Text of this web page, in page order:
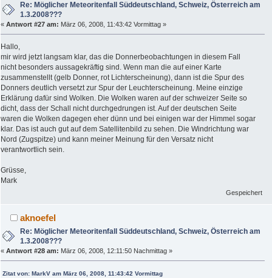
Re: Möglicher Meteoritenfall Süddeutschland, Schweiz, Österreich am
1.3.2008???
« Antwort #27 am: März 06, 2008, 11:43:42 Vormittag »
Hallo,
mir wird jetzt langsam klar, das die Donnerbeobachtungen in diesem Fall
nicht besonders aussagekräftig sind. Wenn man die auf einer Karte
zusammenstellt (gelb Donner, rot Lichterscheinung), dann ist die Spur des
Donners deutlich versetzt zur Spur der Leuchterscheinung. Meine einzige
Erklärung dafür sind Wolken. Die Wolken waren auf der schweizer Seite so
dicht, dass der Schall nicht durchgedrungen ist. Auf der deutschen Seite
waren die Wolken dagegen eher dünn und bei einigen war der Himmel sogar
klar. Das ist auch gut auf dem Satellitenbild zu sehen. Die Windrichtung war
Nord (Zugspitze) und kann meiner Meinung für den Versatz nicht
verantwortlich sein.
Grüsse,
Mark
Gespeichert
aknoefel
Re: Möglicher Meteoritenfall Süddeutschland, Schweiz, Österreich am
1.3.2008???
« Antwort #28 am: März 06, 2008, 12:11:50 Nachmittag »
Zitat von: MarkV am März 06, 2008, 11:43:42 Vormittag